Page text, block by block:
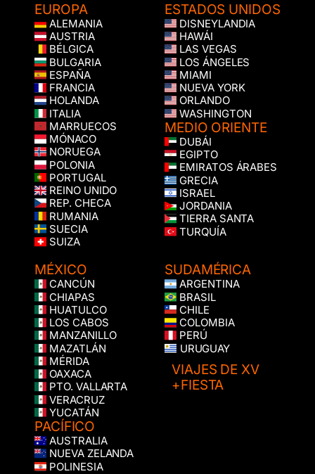
EUROPA
ALEMANIA
AUSTRIA
BÉLGICA
BULGARIA
ESPAÑA
FRANCIA
HOLANDA
ITALIA
MARRUECOS
MÓNACO
NORUEGA
POLONIA
PORTUGAL
REINO UNIDO
REP. CHECA
RUMANIA
SUECIA
SUIZA
ESTADOS UNIDOS
DISNEYLANDIA
HAWÁI
LAS VEGAS
LOS ÁNGELES
MIAMI
NUEVA YORK
ORLANDO
WASHINGTON
MEDIO ORIENTE
DUBÁI
EGIPTO
EMIRATOS ÁRABES
GRECIA
ISRAEL
JORDANIA
TIERRA SANTA
TURQUÍA
MÉXICO
CANCÚN
CHIAPAS
HUATULCO
LOS CABOS
MANZANILLO
MAZATLÁN
MÉRIDA
OAXACA
PTO. VALLARTA
VERACRUZ
YUCATÁN
PACÍFICO
AUSTRALIA
NUEVA ZELANDA
POLINESIA
SUDAMÉRICA
ARGENTINA
BRASIL
CHILE
COLOMBIA
PERÚ
URUGUAY
VIAJES DE XV
+FIESTA